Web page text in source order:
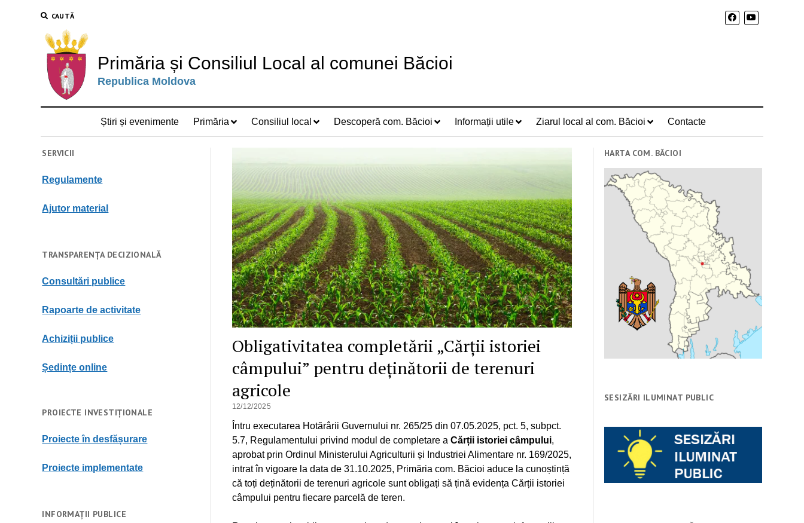
CAUTĂ
Primăria și Consiliul Local al comunei Băcioi
Republica Moldova
Știri și evenimente Primăria Consiliul local Descoperă com. Băcioi Informații utile Ziarul local al com. Băcioi Contacte
SERVICII
Regulamente
Ajutor material
TRANSPARENȚA DECIZIONALĂ
Consultări publice
Rapoarte de activitate
Achiziții publice
Ședințe online
PROIECTE INVESTIȚIONALE
Proiecte în desfășurare
Proiecte implementate
INFORMAȚII PUBLICE
Obligativitatea completării „Cărții istoriei
câmpului” pentru deținătorii de terenuri
agricole
12/12/2025
Întru executarea Hotărârii Guvernului nr. 265/25 din 07.05.2025, pct. 5, subpct.
5.7, Regulamentului privind modul de completare a Cărții istoriei câmpului,
aprobat prin Ordinul Ministerului Agriculturii și Industriei Alimentare nr. 169/2025,
intrat în vigoare la data de 31.10.2025, Primăria com. Băcioi aduce la cunoștință
că toți deținătorii de terenuri agricole sunt obligați să țină evidența Cărții istoriei
câmpului pentru fiecare parcelă de teren.
HARTA COM. BĂCIOI
SESIZĂRI ILUMINAT PUBLIC